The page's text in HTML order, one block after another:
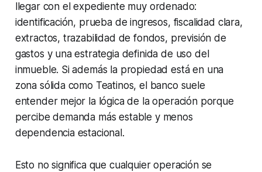
llegar con el expediente muy ordenado:
identificación, prueba de ingresos, fiscalidad clara,
extractos, trazabilidad de fondos, previsión de
gastos y una estrategia definida de uso del
inmueble. Si además la propiedad está en una
zona sólida como Teatinos, el banco suele
entender mejor la lógica de la operación porque
percibe demanda más estable y menos
dependencia estacional.
Esto no significa que cualquier operación se